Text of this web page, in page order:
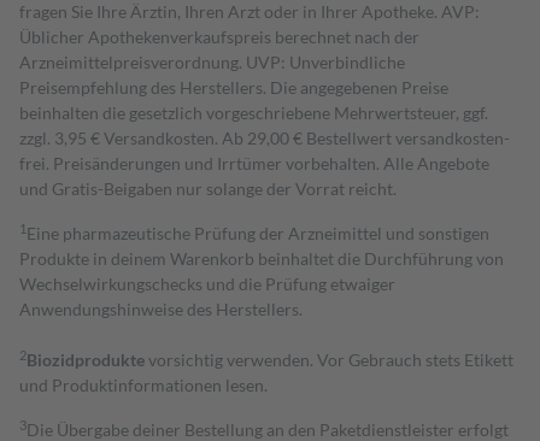
fragen Sie Ihre Ärztin, Ihren Arzt oder in Ihrer Apotheke. AVP:
Üblicher Apothekenverkaufspreis berechnet nach der
Arzneimittelpreisverordnung. UVP: Unverbindliche
Preisempfehlung des Herstellers. Die angegebenen Preise
beinhalten die gesetzlich vorgeschriebene Mehrwertsteuer, ggf.
zzgl. 3,95 € Versandkosten. Ab 29,00 € Bestell­wert versand­kosten­
frei. Preisänderungen und Irrtümer vorbehalten. Alle Angebote
und Gratis-Beigaben nur solange der Vorrat reicht.
1 Eine pharmazeutische Prüfung der Arzneimittel und sonstigen
Produkte in deinem Warenkorb beinhaltet die Durchführung von
Wechselwirkungschecks und die Prüfung etwaiger
Anwendungshinweise des Herstellers.
2Biozidproduktevorsichtig verwenden. Vor Gebrauch stets Etikett
und Produktinformationen lesen.
3Die Übergabe deiner Bestellung an den Paketdienstleister erfolgt